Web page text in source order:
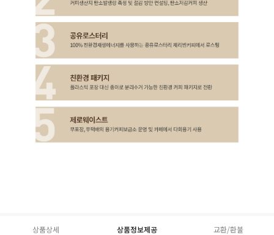
상품상세 상품정보제공 교환/환불